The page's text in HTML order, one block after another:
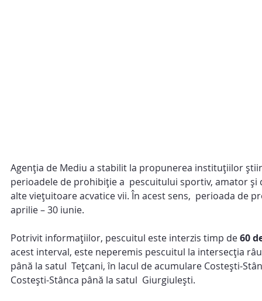
Agenția de Mediu a stabilit la propunerea instituțiilor
perioadele de prohibiție a  pescuitului sportiv, amator
alte viețuitoare acvatice vii. În acest sens,  perioada de
aprilie – 30 iunie.
Potrivit informațiilor, pescuitul este interzis timp de 60
acest interval, este neperemis pescuitul la intersecția
până la satul  Teţcani, în lacul de acumulare Costeşti-
Costeşti-Stânca până la satul  Giurgiuleşti.